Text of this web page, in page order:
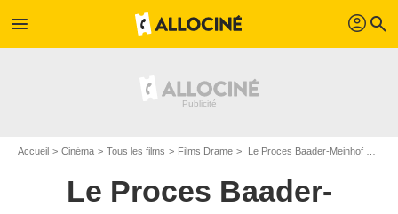
menu profil search
Accueil Cinéma Tous les films Films Drame Le Proces Baader-Meinhof de Reinhard Hauff
Le Proces Baader-